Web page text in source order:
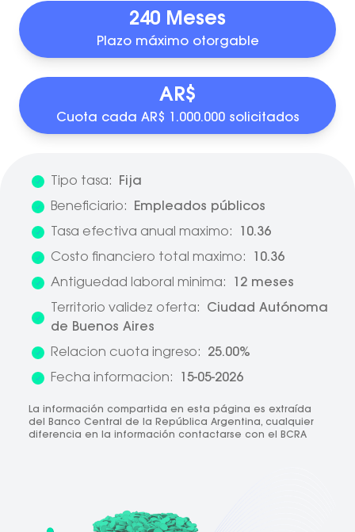
240 Meses
Plazo máximo otorgable
AR$
Cuota cada AR$ 1.000.000 solicitados
Tipo tasa:
Fija
Beneficiario:
Empleados públicos
Tasa efectiva anual maximo:
10.36
Costo financiero total maximo:
10.36
Antiguedad laboral minima:
12 meses
Territorio validez oferta:
Ciudad Autónoma
de Buenos Aires
Relacion cuota ingreso:
25.00%
Fecha informacion:
15-05-2026
La información compartida en esta página es extraída
del Banco Central de la República Argentina, cualquier
diferencia en la información contactarse con el BCRA